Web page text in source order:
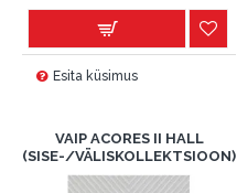
Esita küsimus
VAIP ACORES II HALL
(SISE-/VÄLISKOLLEKTSIOON)